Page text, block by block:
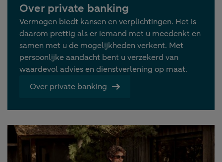
Over private banking
Vermogen biedt kansen en verplichtingen. Het is
daarom prettig als er iemand met u meedenkt en
samen met u de mogelijkheden verkent. Met
persoonlijke aandacht bent u verzekerd van
waardevol advies en dienstverlening op maat.
Over private banking